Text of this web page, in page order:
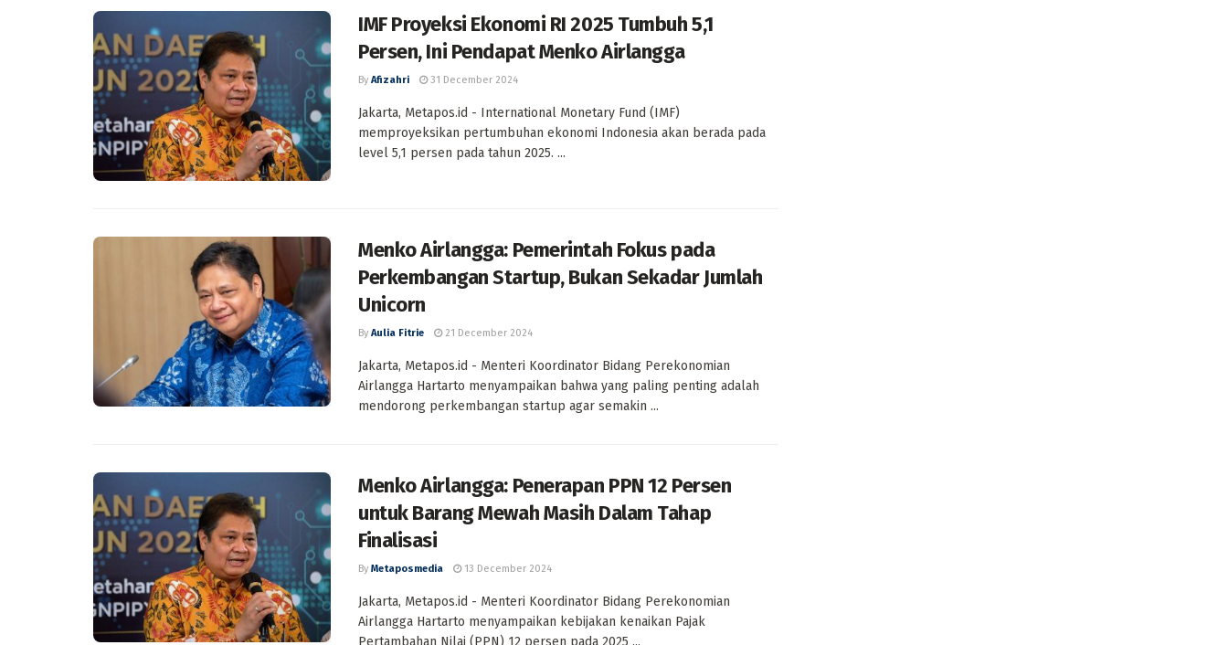
IMF Proyeksi Ekonomi RI 2025 Tumbuh 5,1
Persen, Ini Pendapat Menko Airlangga
By Afizahri 31 December 2024
Jakarta, Metapos.id - International Monetary Fund (IMF)
memproyeksikan pertumbuhan ekonomi Indonesia akan berada pada
level 5,1 persen pada tahun 2025. ...
Menko Airlangga: Pemerintah Fokus pada
Perkembangan Startup, Bukan Sekadar Jumlah
Unicorn
By Aulia Fitrie 21 December 2024
Jakarta, Metapos.id - Menteri Koordinator Bidang Perekonomian
Airlangga Hartarto menyampaikan bahwa yang paling penting adalah
mendorong perkembangan startup agar semakin ...
Menko Airlangga: Penerapan PPN 12 Persen
untuk Barang Mewah Masih Dalam Tahap
Finalisasi
By Metaposmedia 13 December 2024
Jakarta, Metapos.id - Menteri Koordinator Bidang Perekonomian
Airlangga Hartarto menyampaikan kebijakan kenaikan Pajak